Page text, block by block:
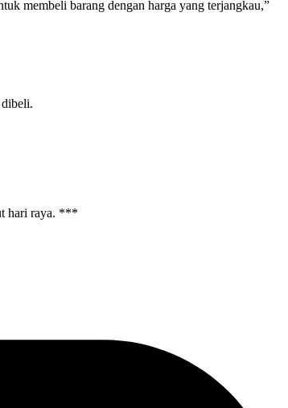
membeli barang dengan harga yang terjangkau,”
hari raya. ***